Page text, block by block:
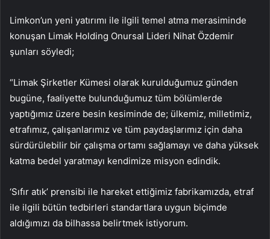
Limkon’un yeni yatırımı ile ilgili temel atma merasiminde
konuşan Limak Holding Onursal Lideri Nihat Özdemir
şunları söyledi;
“Limak Şirketler Kümesi olarak kurulduğumuz günden
bugüne, faaliyette bulunduğumuz tüm bölümlerde
yaptığımız üzere besin kesiminde de; ülkemiz, milletimiz,
etrafımız, çalışanlarımız ve tüm paydaşlarımız için daha
sürdürülebilir bir çalışma ortamı sağlamayı ve daha yüksek
katma bedel yaratmayı kendimize misyon edindik.
‘Sıfır atık’ prensibi ile hareket ettiğimiz fabrikamızda, etraf
ile ilgili bütün tedbirleri standartlara uygun biçimde
aldığımızı da bilhassa belirtmek istiyorum.